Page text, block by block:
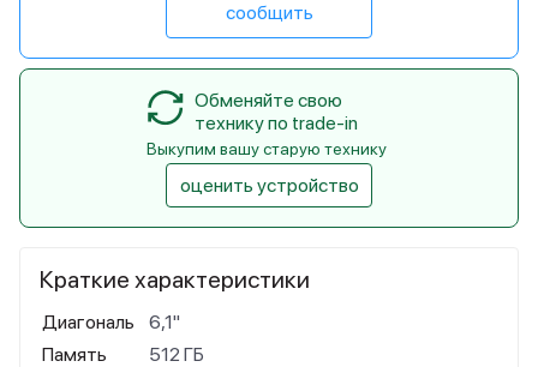
Краткие характеристики
Диагональ
6,1"
Память
512 ГБ
сообщить
Обменяйте свою
технику по trade-in
Выкупим вашу старую технику
оценить устройство